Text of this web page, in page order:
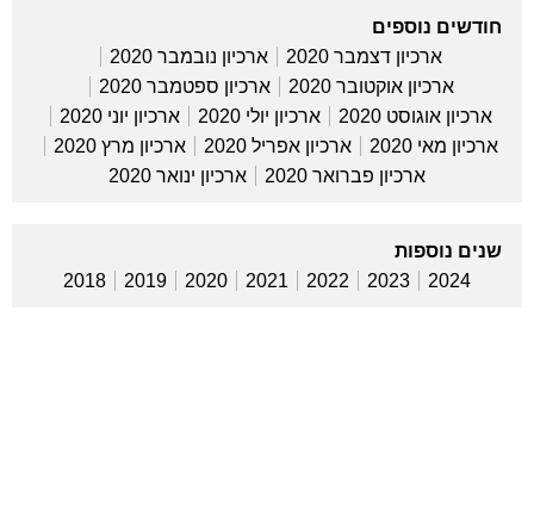
חודשים נוספים
ארכיון דצמבר 2020
ארכיון נובמבר 2020
ארכיון אוקטובר 2020
ארכיון ספטמבר 2020
ארכיון אוגוסט 2020
ארכיון יולי 2020
ארכיון יוני 2020
ארכיון מאי 2020
ארכיון אפריל 2020
ארכיון מרץ 2020
ארכיון פברואר 2020
ארכיון ינואר 2020
שנים נוספות
2024
2023
2022
2021
2020
2019
2018